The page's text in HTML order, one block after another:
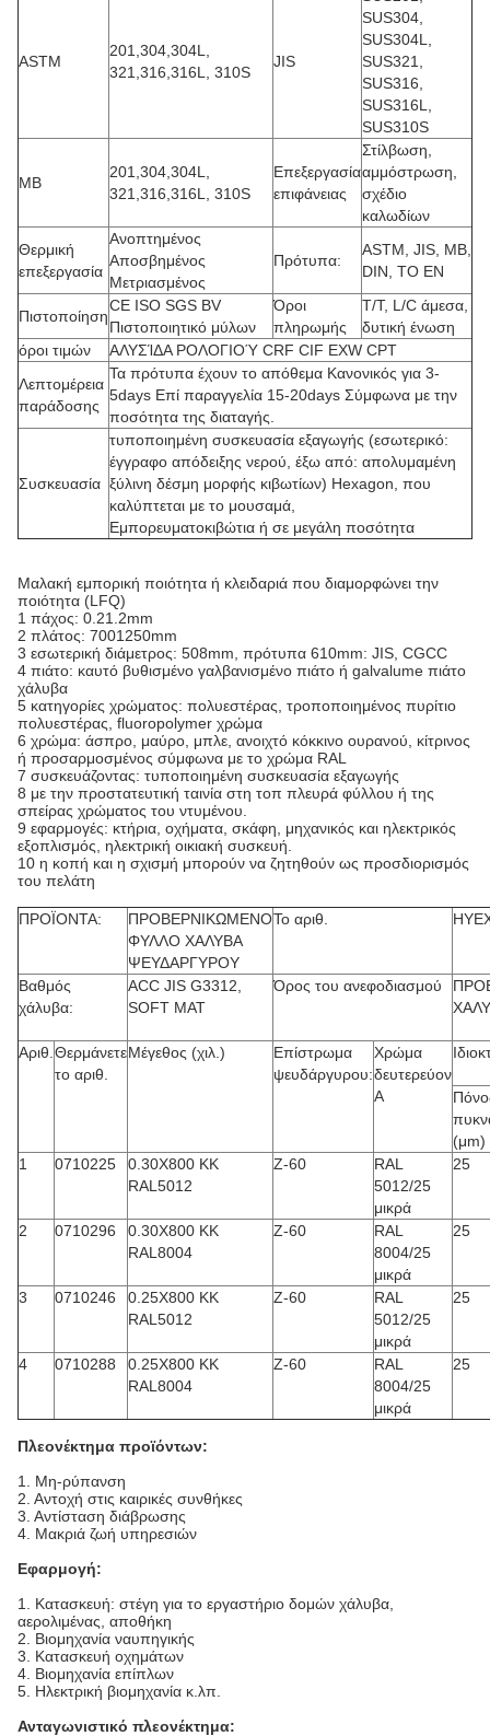
ASTM
201,304,304L,
321,316,316L, 310S
JIS
SUS304,
SUS304L,
SUS321,
SUS316,
SUS316L,
SUS310S
ΜΒ
201,304,304L,
321,316,316L, 310S
Επεξεργασία
επιφάνειας
Στίλβωση,
αμμόστρωση,
σχέδιο
καλωδίων
Θερμική
επεξεργασία
Ανοπτημένος
Αποσβημένος
Μετριασμένος
Πρότυπα:
ASTM, JIS, ΜΒ,
DIN, ΤΟ EN
Πιστοποίηση
CE ISO SGS BV
Πιστοποιητικό μύλων
Όροι
πληρωμής
T/T, L/C άμεσα,
δυτική ένωση
όροι τιμών
ΑΛΥΣΊΔΑ ΡΟΛΟΓΙΟΎ CRF CIF EXW CPT
Λεπτομέρεια
παράδοσης
Τα πρότυπα έχουν το απόθεμα Κανονικός για 3-
5days Επί παραγγελία 15-20days Σύμφωνα με την
ποσότητα της διαταγής.
Συσκευασία
τυποποιημένη συσκευασία εξαγωγής (εσωτερικό:
έγγραφο απόδειξης νερού, έξω από: απολυμαμένη
ξύλινη δέσμη μορφής κιβωτίων) Hexagon, που
καλύπτεται με το μουσαμά,
Εμπορευματοκιβώτια ή σε μεγάλη ποσότητα
Μαλακή εμπορική ποιότητα ή κλειδαριά που διαμορφώνει την
ποιότητα (LFQ)
1 πάχος: 0.21.2mm
2 πλάτος: 7001250mm
3 εσωτερική διάμετρος: 508mm, πρότυπα 610mm: JIS, CGCC
4 πιάτο: καυτό βυθισμένο γαλβανισμένο πιάτο ή galvalume πιάτο
χάλυβα
5 κατηγορίες χρώματος: πολυεστέρας, τροποποιημένος πυρίτιο
πολυεστέρας, fluoropolymer χρώμα
6 χρώμα: άσπρο, μαύρο, μπλε, ανοιχτό κόκκινο ουρανού, κίτρινος
ή προσαρμοσμένος σύμφωνα με το χρώμα RAL
7 συσκευάζοντας: τυποποιημένη συσκευασία εξαγωγής
8 με την προστατευτική ταινία στη τοπ πλευρά φύλλου ή της
σπείρας χρώματος του ντυμένου.
9 εφαρμογές: κτήρια, οχήματα, σκάφη, μηχανικός και ηλεκτρικός
εξοπλισμός, ηλεκτρική οικιακή συσκευή.
10 η κοπή και η σχισμή μπορούν να ζητηθούν ως προσδιορισμός
του πελάτη
ΠΡΟΪΟΝΤΑ:
ΠΡΟΒΕΡΝΙΚΩΜΕΝΟ
ΦΥΛΛΟ ΧΑΛΥΒΑ
ΨΕΥΔΑΡΓΥΡΟΥ
Το αριθ.
Βαθμός
χάλυβα:
ACC JIS G3312,
SOFT ΜΑΤ
Όρος του ανεφοδιασμού
Αριθ. Θερμάνετε
το αριθ.
Μέγεθος (χιλ.)
Επίστρωμα
ψευδάργυρου:
Χρώμα
δευτερεύον
Α
(μm)
1
0710225
0.30X800 ΚΚ
RAL5012
Ζ-60
RAL
5012/25
μικρά
25
2 0710296
0.30X800 ΚΚ
RAL8004
Ζ-60
RAL
8004/25
μικρά
25
3 0710246
0.25X800 ΚΚ
RAL5012
Ζ-60
RAL
5012/25
μικρά
25
4 0710288
0.25X800 ΚΚ
RAL8004
Ζ-60
RAL
8004/25
μικρά
25
Πλεονέκτημα προϊόντων:
1. Μη-ρύπανση
2. Αντοχή στις καιρικές συνθήκες
3. Αντίσταση διάβρωσης
4. Μακριά ζωή υπηρεσιών
Εφαρμογή:
1. Κατασκευή: στέγη για το εργαστήριο δομών χάλυβα,
αερολιμένας, αποθήκη
2. Βιομηχανία ναυπηγικής
3. Κατασκευή οχημάτων
4. Βιομηχανία επίπλων
5. Ηλεκτρική βιομηχανία κ.λπ.
Ανταγωνιστικό πλεονέκτημα: